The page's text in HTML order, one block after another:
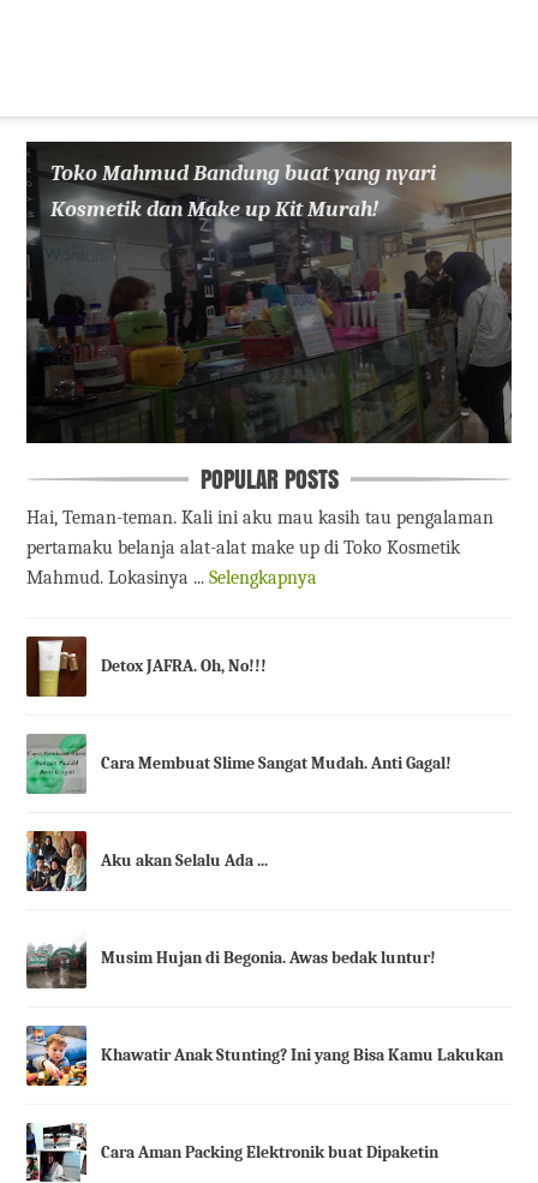
Toko Mahmud Bandung buat yang nyari
Kosmetik dan Make up Kit Murah!
POPULAR POSTS
Hai, Teman-teman. Kali ini aku mau kasih tau pengalaman
pertamaku belanja alat-alat make up di Toko Kosmetik
Mahmud. Lokasinya ...Selengkapnya
Detox JAFRA. Oh, No!!!
Cara Membuat Slime Sangat Mudah. Anti Gagal!
Aku akan Selalu Ada ...
Musim Hujan di Begonia. Awas bedak luntur!
Khawatir Anak Stunting? Ini yang Bisa Kamu Lakukan
Cara Aman Packing Elektronik buat Dipaketin